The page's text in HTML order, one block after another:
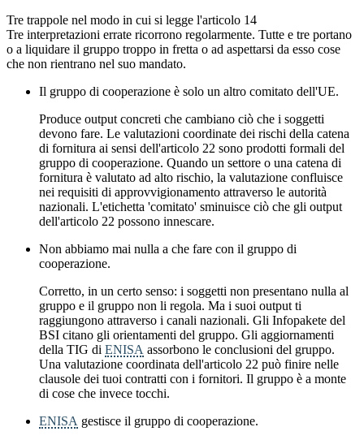
Tre trappole nel modo in cui si legge l'articolo 14
Tre interpretazioni errate ricorrono regolarmente. Tutte e tre portano
o a liquidare il gruppo troppo in fretta o ad aspettarsi da esso cose
che non rientrano nel suo mandato.
Il gruppo di cooperazione è solo un altro comitato dell'UE.
Produce output concreti che cambiano ciò che i soggetti
devono fare. Le valutazioni coordinate dei rischi della catena
di fornitura ai sensi dell'articolo 22 sono prodotti formali del
gruppo di cooperazione. Quando un settore o una catena di
fornitura è valutato ad alto rischio, la valutazione confluisce
nei requisiti di approvvigionamento attraverso le autorità
nazionali. L'etichetta 'comitato' sminuisce ciò che gli output
dell'articolo 22 possono innescare.
Non abbiamo mai nulla a che fare con il gruppo di
cooperazione.
Corretto, in un certo senso: i soggetti non presentano nulla al
gruppo e il gruppo non li regola. Ma i suoi output ti
raggiungono attraverso i canali nazionali. Gli Infopakete del
BSI citano gli orientamenti del gruppo. Gli aggiornamenti
della TIG di ENISA assorbono le conclusioni del gruppo.
Una valutazione coordinata dell'articolo 22 può finire nelle
clausole dei tuoi contratti con i fornitori. Il gruppo è a monte
di cose che invece tocchi.
ENISA gestisce il gruppo di cooperazione.